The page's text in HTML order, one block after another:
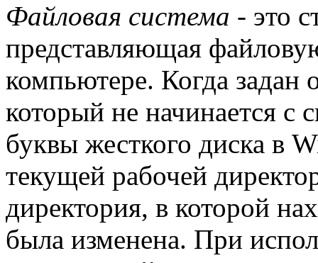
Файловая система - это
представляющая
компьютере. Когда задан
который не начинается
буквы жесткого диска в
текущей рабочей
директория, в которой
была изменена. При